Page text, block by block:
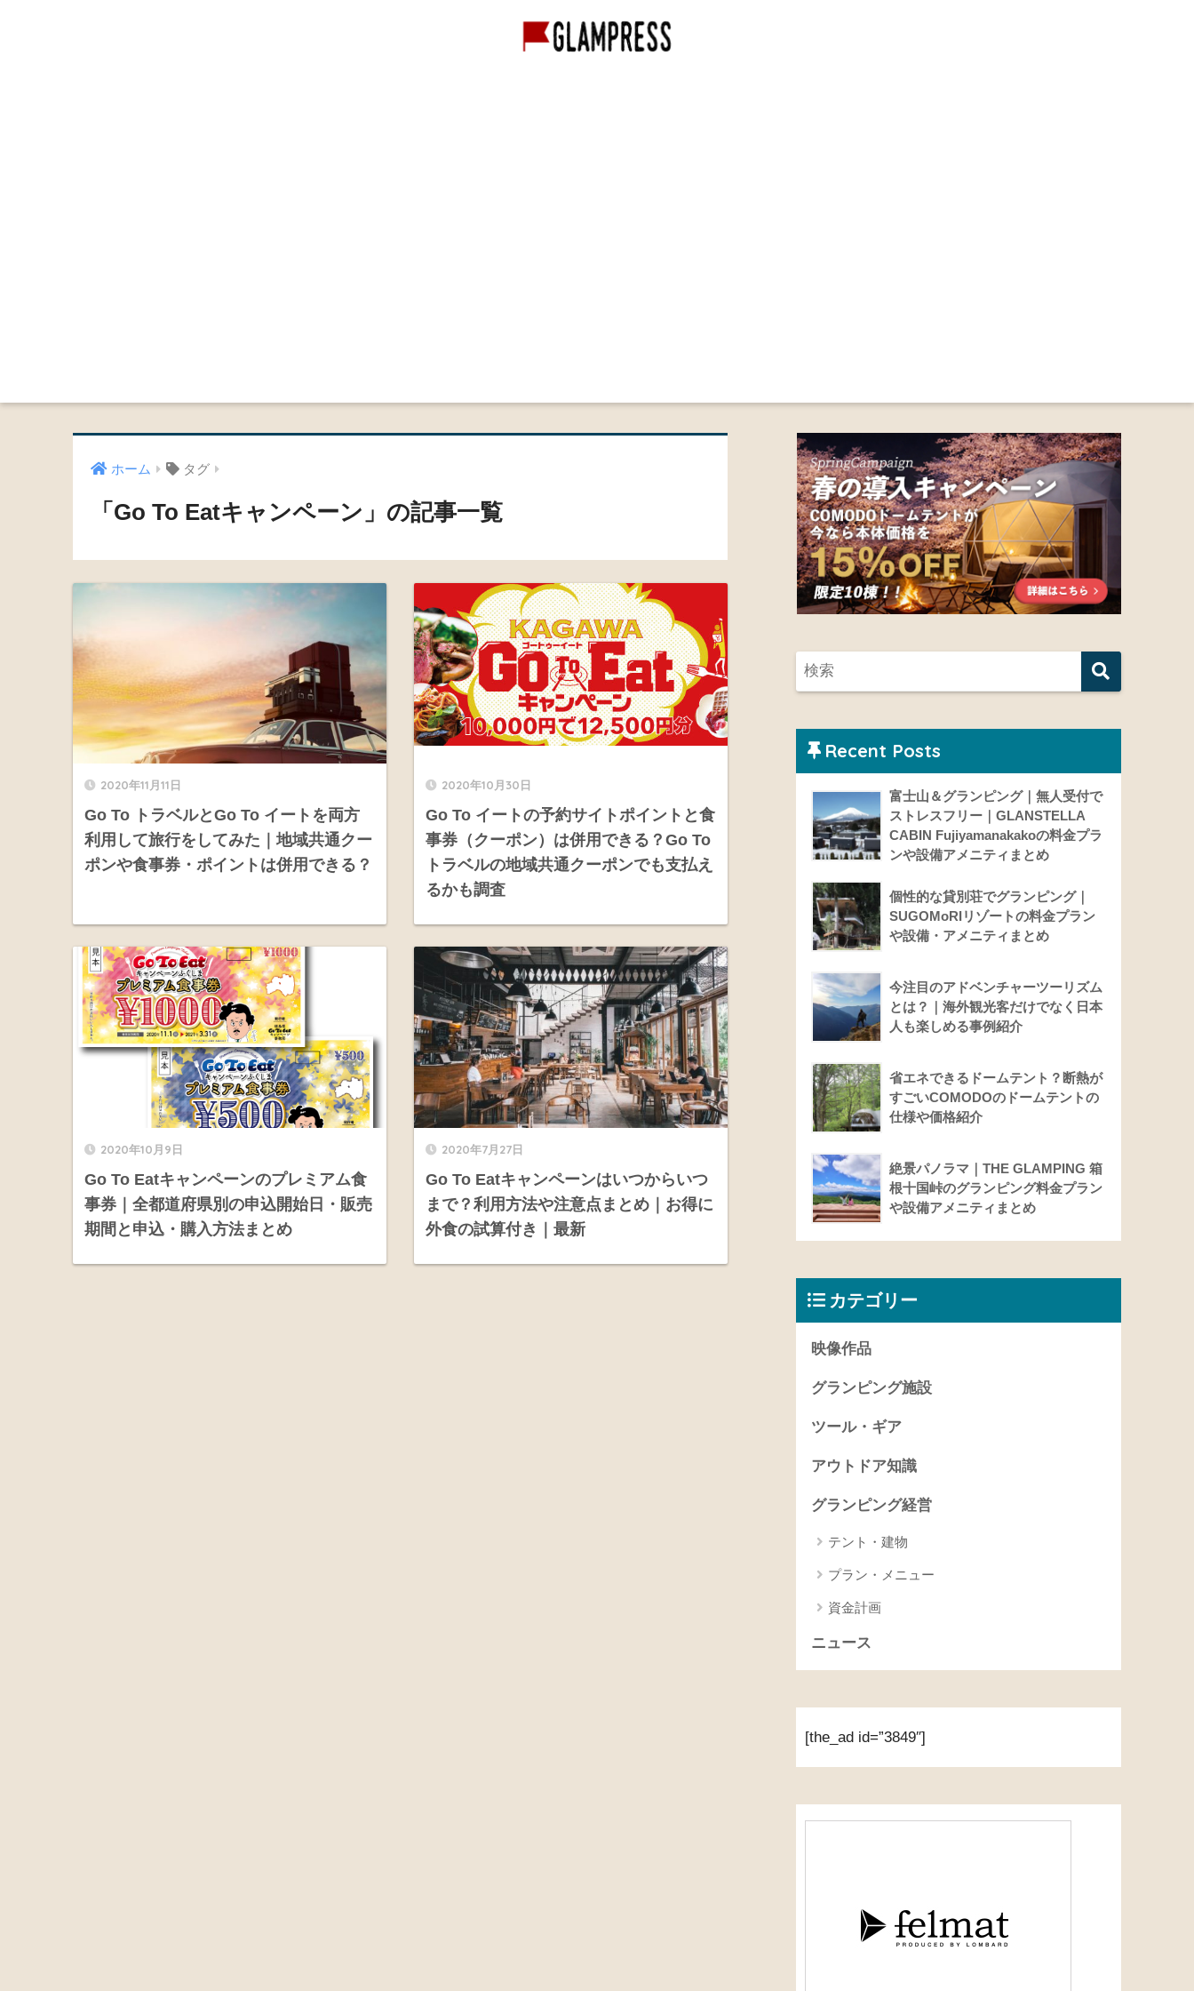
ホーム タグ
「Go To Eatキャンペーン」の記事一覧
2020年11月11日
Go To トラベルとGo To イートを両方
利用して旅行をしてみた｜地域共通クー
ポンや食事券・ポイントは併用できる？
2020年10月30日
Go To イートの予約サイトポイントと食
事券（クーポン）は併用できる？Go To
トラベルの地域共通クーポンでも支払え
るかも調査
2020年10月9日
Go To Eatキャンペーンのプレミアム食
事券｜全都道府県別の申込開始日・販売
期間と申込・購入方法まとめ
2020年7月27日
Go To Eatキャンペーンはいつからいつ
まで？利用方法や注意点まとめ｜お得に
外食の試算付き｜最新
Recent Posts
富士山＆グランピング｜無人受付で
ストレスフリー｜GLANSTELLA
CABIN Fujiyamanakakoの料金プラ
ンや設備アメニティまとめ
個性的な貸別荘でグランピング｜
SUGOMoRIリゾートの料金プラン
や設備・アメニティまとめ
今注目のアドベンチャーツーリズム
とは？｜海外観光客だけでなく日本
人も楽しめる事例紹介
省エネできるドームテント？断熱が
すごいCOMODOのドームテントの
仕様や価格紹介
絶景パノラマ｜THE GLAMPING 箱
根十国峠のグランピング料金プラン
や設備アメニティまとめ
カテゴリー
映像作品
グランピング施設
ツール・ギア
アウトドア知識
グランピング経営
テント・建物
プラン・メニュー
資金計画
ニュース
[the_ad id=”3849″]